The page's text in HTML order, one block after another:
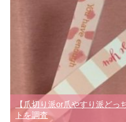
【爪切り派or爪やすり派どっ
トを調査